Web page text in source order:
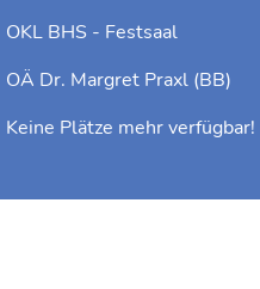
OKL BHS - Festsaal
OÄ Dr. Margret Praxl (BB)
Keine Plätze mehr verfügbar!